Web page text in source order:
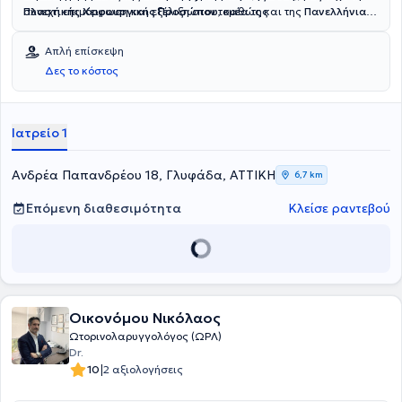
συνεχή επιμόρφωση και εξέλιξη στον τομέα της
Πλαστικής Χειρουργικής Προσώπου, καθώς και της Πανελλήνιας
Τραχήλου
Απλή επίσκεψη
Δες το κόστος
Ιατρείο 1
Ανδρέα Παπανδρέου 18, Γλυφάδα, ΑΤΤΙΚΗ 6,7 km
Επόμενη διαθεσιμότητα Κλείσε ραντεβού
Οικονόμου Νικόλαος
Ωτορινολαρυγγολόγος (ΩΡΛ)
Dr.
10|2 αξιολογήσεις